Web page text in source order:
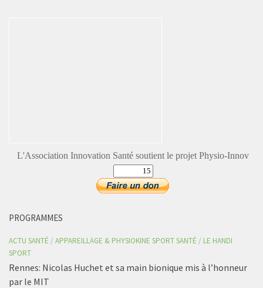
L'Association Innovation Santé soutient le projet Physio-Innov
PROGRAMMES
ACTU SANTÉ / APPAREILLAGE & PHYSIOKINE SPORT SANTÉ / LE HANDI
SPORT
Rennes: Nicolas Huchet et sa main bionique mis à l’honneur
par le MIT